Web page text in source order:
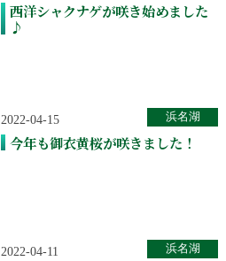
西洋シャクナゲが咲き始めました
♪
2022-04-15
今年も御衣黄桜が咲きました！
浜名湖
2022-04-11 浜名湖